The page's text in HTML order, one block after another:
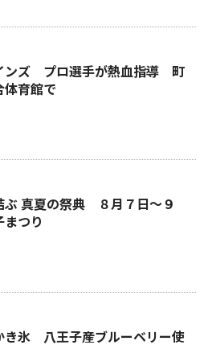
ンズ プロ選手が熱血指導 町
体育館で
ぶ 真夏の祭典 ８月７日〜９
つり
き氷 八王子産ブルーベリー使